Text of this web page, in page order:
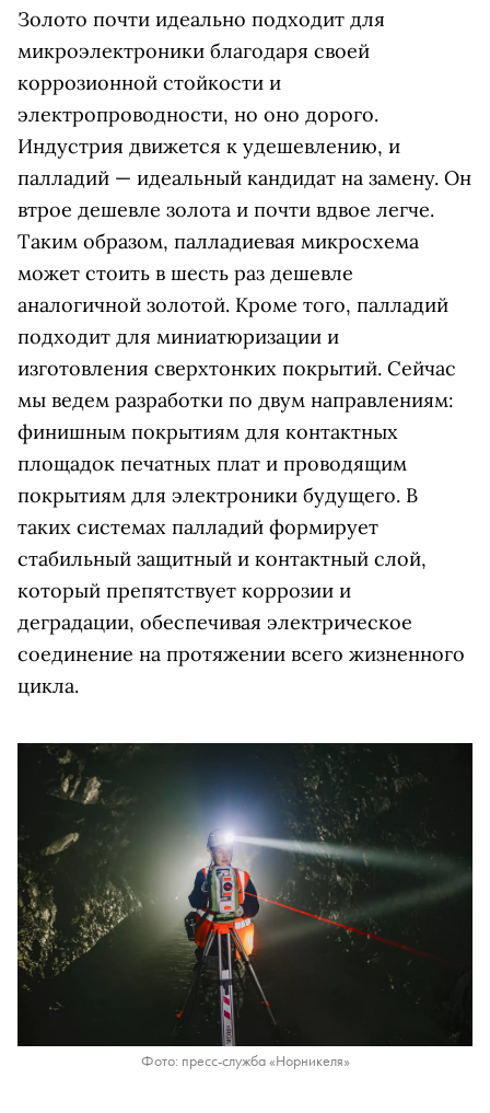
Золото почти идеально подходит для
микроэлектроники благодаря своей
коррозионной стойкости и
электропроводности, но оно дорого.
Индустрия движется к удешевлению, и
палладий — идеальный кандидат на замену. Он
втрое дешевле золота и почти вдвое легче.
Таким образом, палладиевая микросхема
может стоить в шесть раз дешевле
аналогичной золотой. Кроме того, палладий
подходит для миниатюризации и
изготовления сверхтонких покрытий. Сейчас
мы ведем разработки по двум направлениям:
финишным покрытиям для контактных
площадок печатных плат и проводящим
покрытиям для электроники будущего. В
таких системах палладий формирует
стабильный защитный и контактный слой,
который препятствует коррозии и
деградации, обеспечивая электрическое
соединение на протяжении всего жизненного
цикла.
Фото: пресс-служба «Норникеля»